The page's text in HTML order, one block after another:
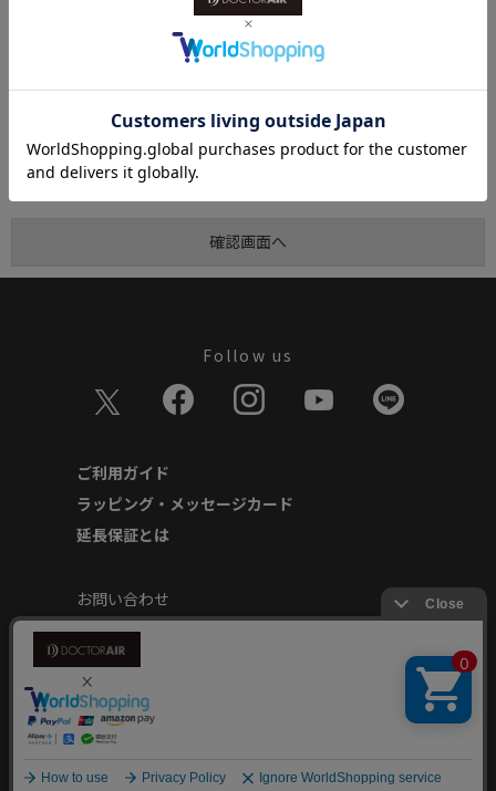
Follow us
ご利用ガイド
ラッピング・メッセージカード
延長保証とは
お問い合わせ
個人情報の取り扱いについて
特定商取引に基づく表記
商品延長保証規約
安心してご使用いただくために
Copyright © Dream Factory Inc. All rights reserved.